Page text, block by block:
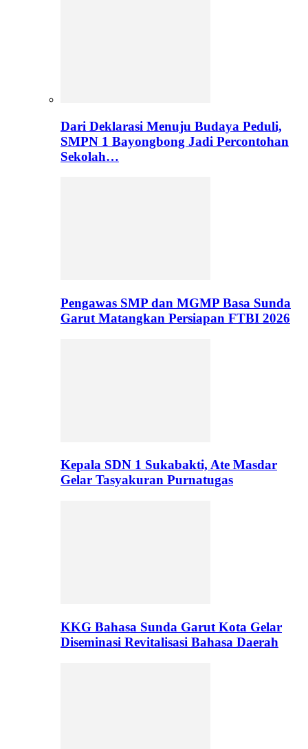
Dari Deklarasi Menuju Budaya Peduli,
SMPN 1 Bayongbong Jadi Percontohan
Sekolah…
Pengawas SMP dan MGMP Basa Sunda
Garut Matangkan Persiapan FTBI 2026
Kepala SDN 1 Sukabakti, Ate Masdar
Gelar Tasyakuran Purnatugas
KKG Bahasa Sunda Garut Kota Gelar
Diseminasi Revitalisasi Bahasa Daerah